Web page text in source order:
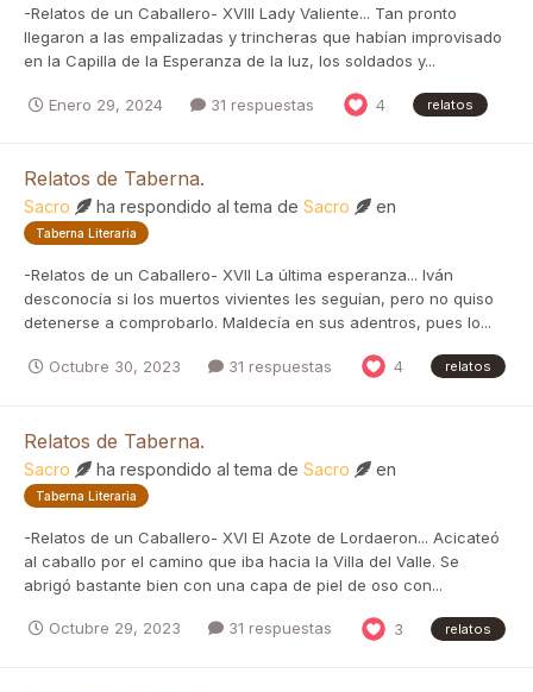
-Relatos de un Caballero- XVIII Lady Valiente... Tan pronto
llegaron a las empalizadas y trincheras que habían improvisado
en la Capilla de la Esperanza de la luz, los soldados y...
Enero 29, 2024 31 respuestas 4 relatos
Relatos de Taberna.
Sacro ha respondido al tema de Sacro en
Taberna Literaria
-Relatos de un Caballero- XVII La última esperanza... Iván
desconocía si los muertos vivientes les seguían, pero no quiso
detenerse a comprobarlo. Maldecía en sus adentros, pues lo...
Octubre 30, 2023 31 respuestas 4 relatos
Relatos de Taberna.
Sacro ha respondido al tema de Sacro en
Taberna Literaria
-Relatos de un Caballero- XVI El Azote de Lordaeron... Acicateó
al caballo por el camino que iba hacia la Villa del Valle. Se
abrigó bastante bien con una capa de piel de oso con...
Octubre 29, 2023 31 respuestas 3 relatos